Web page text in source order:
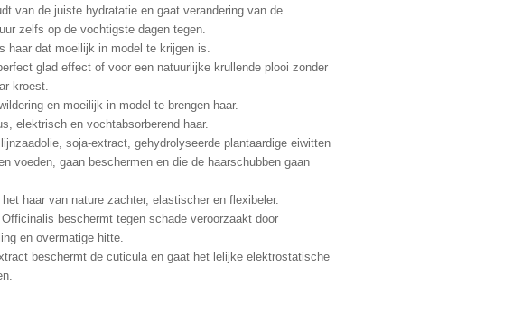
van de juiste hydratatie en gaat verandering van de
zelfs op de vochtigste dagen tegen.
haar dat moeilijk in model te krijgen is.
glad effect of voor een natuurlijke krullende plooi zonder
kroest.
en moeilijk in model te brengen haar.
elektrisch en vochtabsorberend haar.
soja-extract, gehydrolyseerde plantaardige eiwitten
voeden, gaan beschermen en die de haarschubben gaan
haar van nature zachter, elastischer en flexibeler.
beschermt tegen schade veroorzaakt door
en overmatige hitte.
beschermt de cuticula en gaat het lelijke elektrostatische